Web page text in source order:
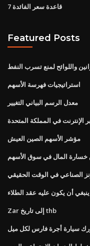
قاعدة سعر الفائدة 7
Featured Posts
واللوائح لمنع تسرب النفط
استراتيجيات فهرسة الأسهم
معدل الرسم البياني التغيير
في المملكة المتحدة
مؤشر الأسهم الصين العيش
خسارة المال في سوق الأسهم
الصناعي في الوقت الحقيقي
أن يكون عليه عقد الطلاء
Zar إلى تاريخ thb
سيارة أجرة فارس لكل ميل